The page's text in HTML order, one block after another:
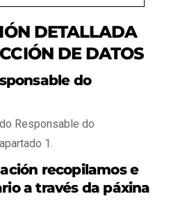
DETALLADA
DE DATOS
do
Responsable do
1.
recopilamos e
a través da páxina